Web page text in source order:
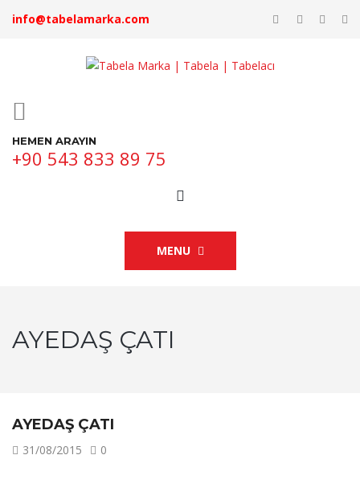
info@tabelamarka.com
HEMEN ARAYIN
+90 543 833 89 75
MENU
AYEDAŞ ÇATI
AYEDAŞ ÇATI
31/08/2015 0